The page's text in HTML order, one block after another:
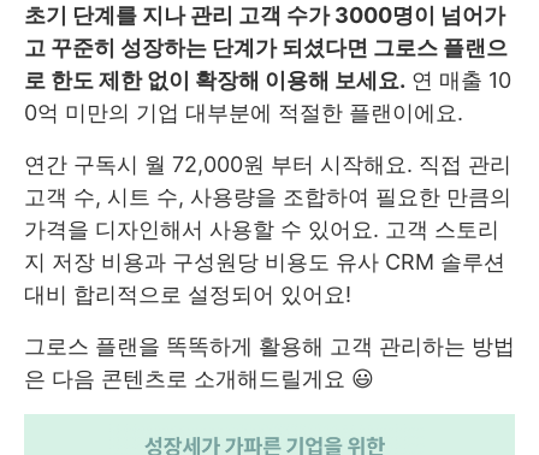
초기 단계를 지나 관리 고객 수가 3000명이 넘어가
고 꾸준히 성장하는 단계가 되셨다면 그로스 플랜으
로 한도 제한 없이 확장해 이용해 보세요. 연 매출 10
0억 미만의 기업 대부분에 적절한 플랜이에요.
연간 구독시 월 72,000원 부터 시작해요. 직접 관리
고객 수, 시트 수, 사용량을 조합하여 필요한 만큼의
가격을 디자인해서 사용할 수 있어요. 고객 스토리
지 저장 비용과 구성원당 비용도 유사 CRM 솔루션
대비 합리적으로 설정되어 있어요!
그로스 플랜을 똑똑하게 활용해 고객 관리하는 방법
은 다음 콘텐츠로 소개해드릴게요 😃